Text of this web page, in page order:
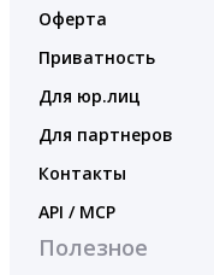
Оферта
Приватность
Для юр.лиц
Для партнеров
Контакты
API / MCP
Полезное